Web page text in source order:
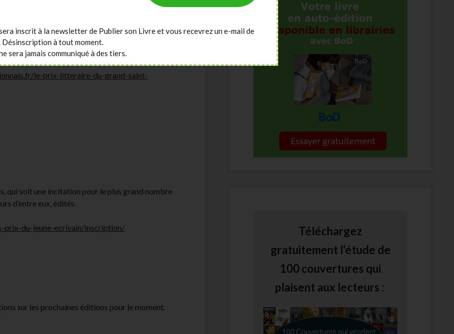
Polar & 1erRoman), il est possible de soumettre
le-prix-litteraire-du-grand-saint-
qui soit une incitation pour le plus grand nombre
d’entre eux, édités.
prix-du-jeune-ecrivain/inscription/
sur les prochaines éditions pour le moment.
Téléchargez
gratuitement l'étude de
100 couvertures qui
plaisent aux lecteurs :
inscrit à la newsletter de Publier son Livre et vous recevrez un e-mail de
à tout moment.
sera jamais communiqué à des tiers.